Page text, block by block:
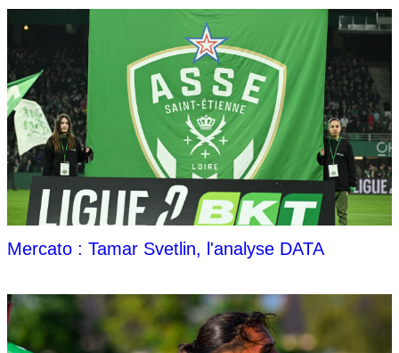
Mercato : Tamar Svetlin, l'analyse DATA